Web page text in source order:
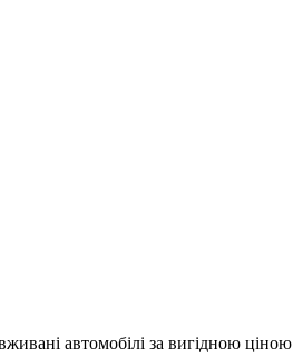
автомобілі за вигідною